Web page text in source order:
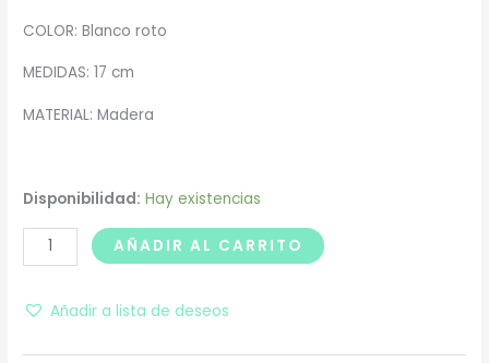
COLOR: Blanco roto
MEDIDAS: 17 cm
MATERIAL: Madera
Disponibilidad: Hay existencias
AÑADIR AL CARRITO
Añadir a lista de deseos